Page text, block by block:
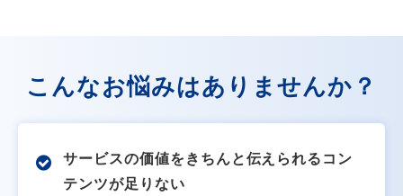
こんなお悩みはありませんか？
サービスの価値をきちんと伝えられるコン
テンツが足りない